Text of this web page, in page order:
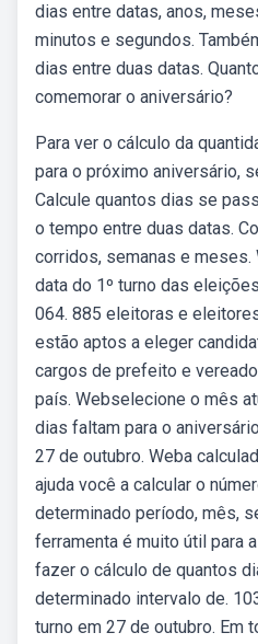
dias entre datas, anos,
minutos e segundos.
dias entre duas datas.
comemorar o aniversário?
Para ver o cálculo da
para o próximo aniversário,
Calcule quantos dias se
o tempo entre duas datas.
corridos, semanas e meses.
data do 1º turno das
064. 885 eleitoras e
estão aptos a eleger
cargos de prefeito e
país. Webselecione o mês
dias faltam para o
27 de outubro. Weba
ajuda você a calcular o
determinado período, mês,
ferramenta é muito útil para
fazer o cálculo de quantos
determinado intervalo de.
turno em 27 de outubro. Em